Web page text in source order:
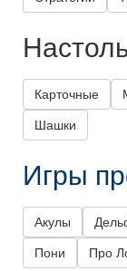
Карточные
Шашки
Игры
Акулы
Пони Про